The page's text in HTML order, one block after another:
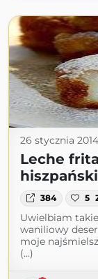
26 stycznia 2014
Leche
hiszpański
384 5
Uwielbiam
waniliowy
moje
(...)